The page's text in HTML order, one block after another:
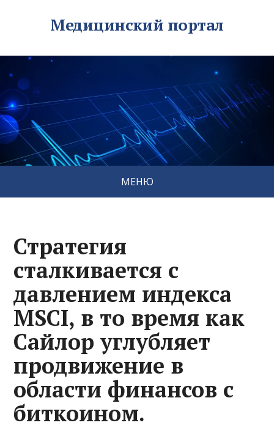
Медицинский портал
МЕНЮ
Стратегия
сталкивается с
давлением индекса
MSCI, в то время как
Сайлор углубляет
продвижение в
области финансов с
биткоином.